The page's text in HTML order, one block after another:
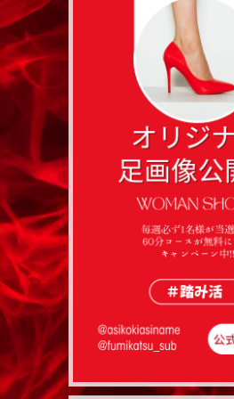
クエスト出勤も受付中!!出勤表に名前が